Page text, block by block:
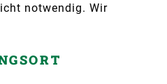
notwendig. Wir